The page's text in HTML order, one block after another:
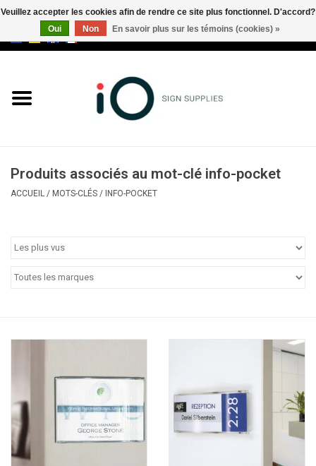
Marques
Appelez-nous au +32 3 353 67
Produits associés au mot-clé info-pocket
ACCUEIL / MOTS-CLÉS / INFO-POCKET
Veuillez accepter les cookies afin de rendre ce site plus fonctionnel. D'accord?
Oui
Non En savoir plus sur les témoins (cookies) »